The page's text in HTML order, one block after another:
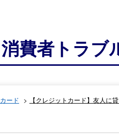
消費者トラブ
ード >
【クレジットカード】友人に